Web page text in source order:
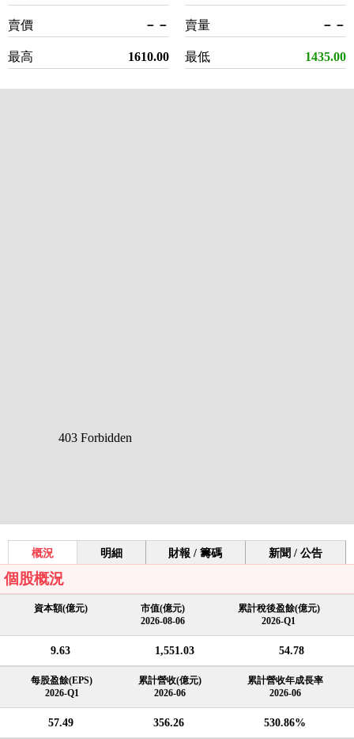
賣價 －－
最高 1610.00
賣量 －－
最低 1435.00
概況 明細 財報 / 籌碼 新聞 / 公告
個股概況
資本額(億元)
市值(億元)
2026-08-06
累計稅後盈餘(億元)
2026-Q1
9.63 1,551.03 54.78
每股盈餘(EPS)
2026-Q1
累計營收(億元)
2026-06
累計營收年成長率
2026-06
57.49 356.26 530.86%